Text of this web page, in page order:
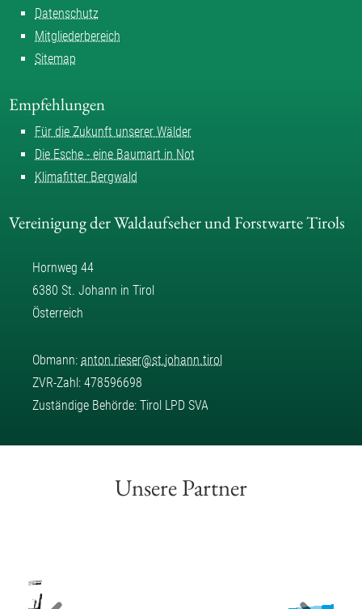
Datenschutz
Mitgliederbereich
Sitemap
Empfehlungen
Für die Zukunft unserer Wälder
Die Esche - eine Baumart in Not
Klimafitter Bergwald
Vereinigung der Waldaufseher und Forstwarte Tirols
Hornweg 44
6380 St. Johann in Tirol
Österreich
Obmann: anton.rieser@st.johann.tirol
ZVR-Zahl: 478596698
Zuständige Behörde: Tirol LPD SVA
Unsere Partner